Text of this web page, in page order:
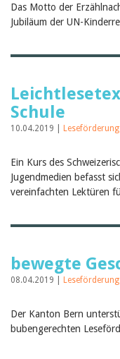
Das Motto der
Jubiläum der UN-
Schule
10.04.2019 | Leseförderung
Ein Kurs des
Jugendmedien befasst
vereinfachten Lektüren
bewegte
08.04.2019 | Leseförderung
Der Kanton Bern
bubengerechten